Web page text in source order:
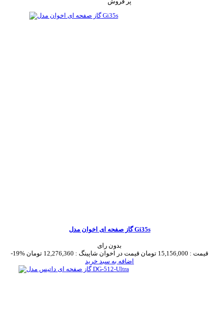
گاز صفحه ای اخوان مدل Gi35s
بدون رای
-19%
قیمت : 15,156,000 تومان قیمت در اخوان شاپینگ : 12,276,360 تومان
اضافه به سبد خرید